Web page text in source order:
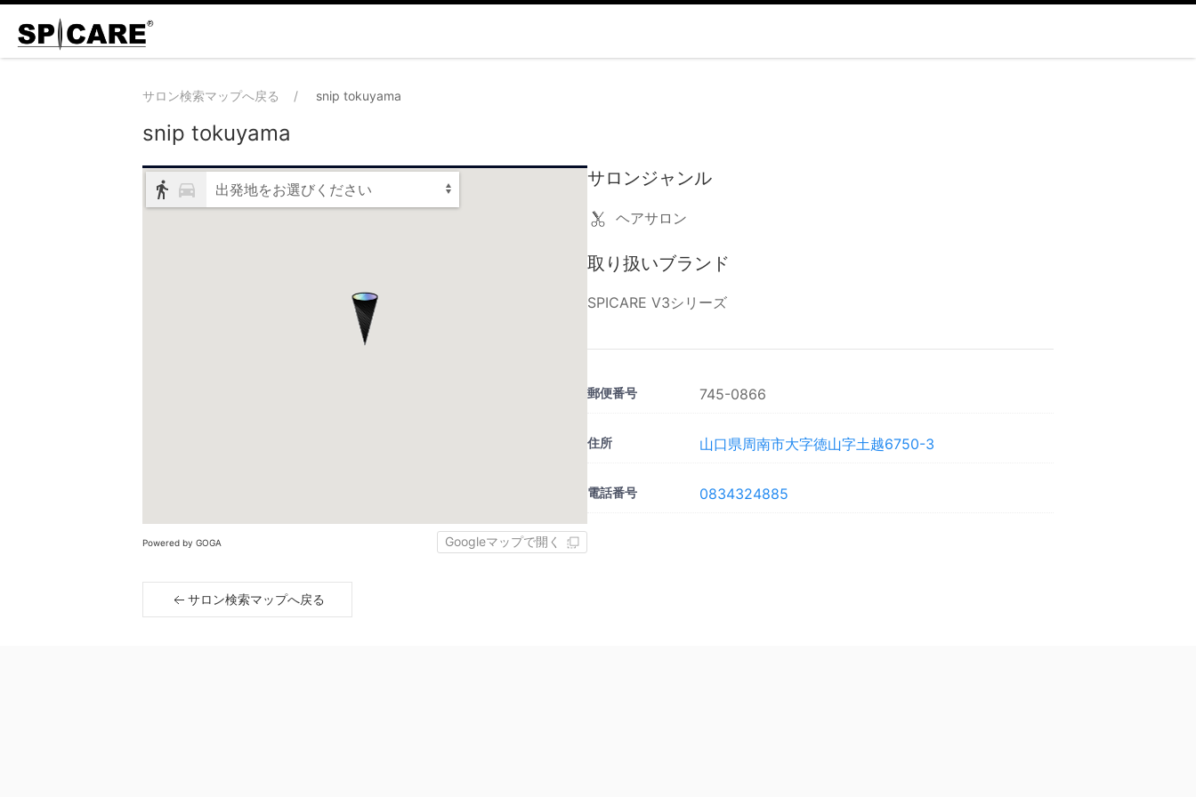
サロン検索マップへ戻る snip tokuyama
snip tokuyama
出発地をお選びください
Powered by GOGA Googleマップで開く
サロンジャンル
ヘアサロン
取り扱いブランド
SPICARE V3シリーズ
郵便番号 745-0866
住所 山口県周南市大字徳山字土越6750-3
電話番号 0834324885
サロン検索マップへ戻る